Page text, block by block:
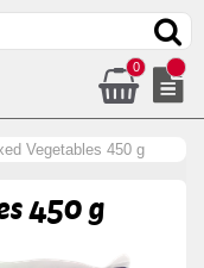
0
Vegetables 450 g
450 g